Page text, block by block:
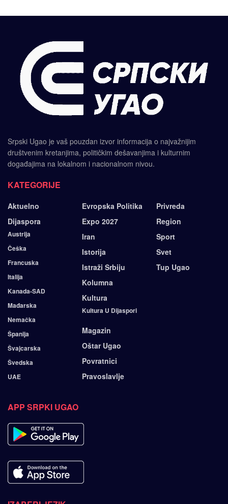
Srpski Ugao je vaš pouzdan izvor informacija o najvažnijim
društvenim kretanjima, političkim dešavanjima i kulturnim
događajima na lokalnom i nacionalnom nivou.
KATEGORIJE
Aktuelno
Dijaspora
Austrija
Češka
Francuska
Italija
Kanada-SAD
Mađarska
Nemačka
Španija
Švajcarska
Švedska
UAE
Evropska Politika
Expo 2027
Iran
Istorija
Istraži Srbiju
Kolumna
Kultura
Kultura U Dijaspori
Magazin
Oštar Ugao
Povratnici
Pravoslavlje
Privreda
Region
Sport
Svet
Tup Ugao
APP SRPKI UGAO